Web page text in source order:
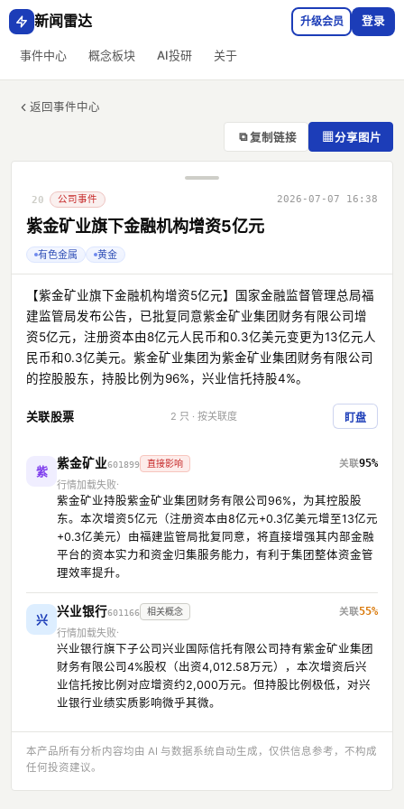
新闻雷达
事件中心 概念板块 AI投研 关于
升级会员 登录
返回事件中心
⧉ 复制链接 ▦分享图片
20 公司事件 2026-07-07 16:38
紫金矿业旗下金融机构增资5亿元
有色金属 黄金
【紫金矿业旗下金融机构增资5亿元】国家金融监督管理总局福
建监管局发布公告，已批复同意紫金矿业集团财务有限公司增
资5亿元，注册资本由8亿元人民币和0.3亿美元变更为13亿元人
民币和0.3亿美元。紫金矿业集团为紫金矿业集团财务有限公司
的控股股东，持股比例为96%，兴业信托持股4%。
关联股票 2 只 · 按关联度 盯盘
紫
紫金矿业601899 直接影响
95%
行情加载失败
紫金矿业持股紫金矿业集团财务有限公司96%，为其控股股
东。本次增资5亿元（注册资本由8亿元+0.3亿美元增至13亿元
+0.3亿美元）由福建监管局批复同意，将直接增强其内部金融
平台的资本实力和资金归集服务能力，有利于集团整体资金管
理效率提升。
兴
兴业银行601166 相关概念
55%
行情加载失败
兴业银行旗下子公司兴业国际信托有限公司持有紫金矿业集团
财务有限公司4%股权（出资4,012.58万元），本次增资后兴
业信托按比例对应增资约2,000万元。但持股比例极低，对兴
业银行业绩实质影响微乎其微。
本产品所有分析内容均由 AI 与数据系统自动生成，仅供信息参考，不构成
任何投资建议。